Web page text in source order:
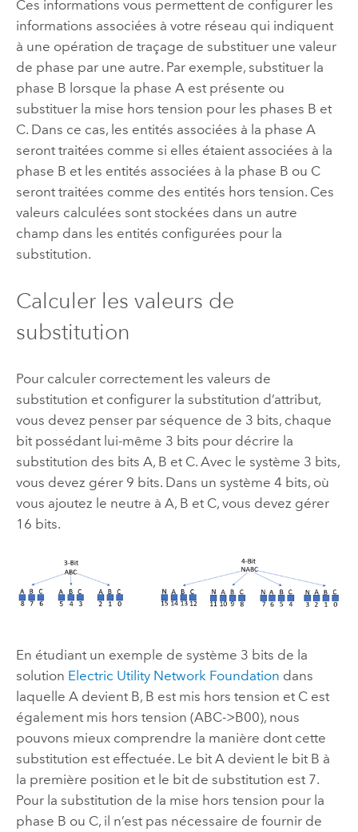
Ces informations vous permettent de configurer les
informations associées à votre réseau qui indiquent
à une opération de traçage de substituer une valeur
de phase par une autre. Par exemple, substituer la
phase B lorsque la phase A est présente ou
substituer la mise hors tension pour les phases B et
C. Dans ce cas, les entités associées à la phase A
seront traitées comme si elles étaient associées à la
phase B et les entités associées à la phase B ou C
seront traitées comme des entités hors tension. Ces
valeurs calculées sont stockées dans un autre
champ dans les entités configurées pour la
substitution.
Calculer les valeurs de
substitution
Pour calculer correctement les valeurs de
substitution et configurer la substitution d’attribut,
vous devez penser par séquence de 3 bits, chaque
bit possédant lui-même 3 bits pour décrire la
substitution des bits A, B et C. Avec le système 3 bits,
vous devez gérer 9 bits. Dans un système 4 bits, où
vous ajoutez le neutre à A, B et C, vous devez gérer
16 bits.
En étudiant un exemple de système 3 bits de la
solution Electric Utility Network Foundation dans
laquelle A devient B, B est mis hors tension et C est
également mis hors tension (ABC->B00), nous
pouvons mieux comprendre la manière dont cette
substitution est effectuée. Le bit A devient le bit B à
la première position et le bit de substitution est 7.
Pour la substitution de la mise hors tension pour la
phase B ou C, il n’est pas nécessaire de fournir de